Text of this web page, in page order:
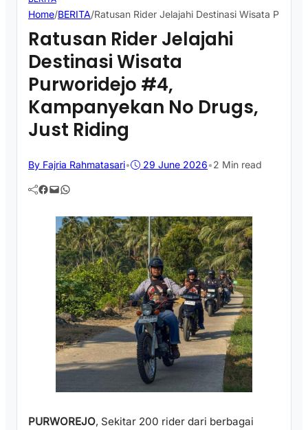
Home/BERITA/Ratusan Rider Jelajahi Destinasi Wisata
Ratusan Rider Jelajahi
Destinasi Wisata
Purworidejo #4,
Kampanyekan No Drugs,
Just Riding
By Fajria Rahmatasari• 29 June 2026•2 Min read
Facebook Mail WhatsApp
PURWOREJO, Sekitar 200 rider dari berbagai